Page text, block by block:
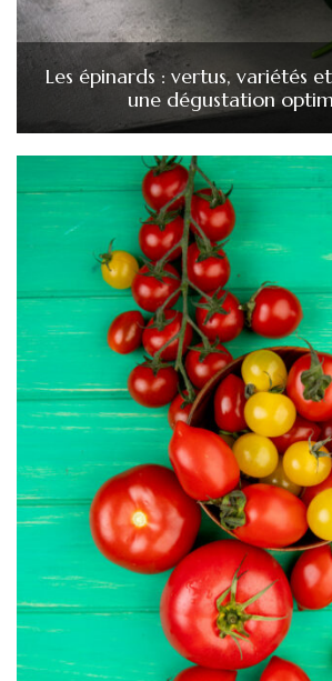
Les épinards : vertus, variétés
une dégustation